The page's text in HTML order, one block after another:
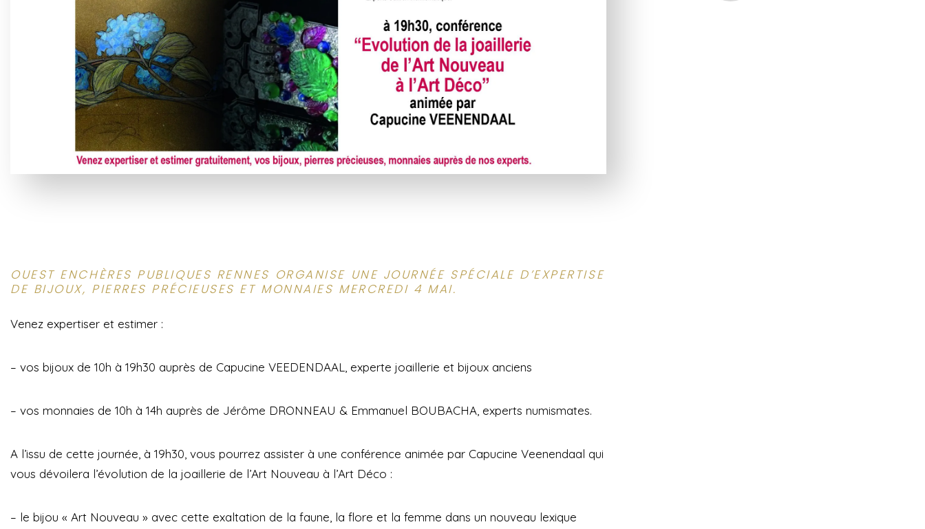
OUEST ENCHÈRES PUBLIQUES RENNES ORGANISE UNE JOURNÉE SPÉCIALE D’EXPERTISE
DE BIJOUX, PIERRES PRÉCIEUSES ET MONNAIES MERCREDI 4 MAI.
Venez expertiser et estimer :
– vos bijoux de 10h à 19h30 auprès de Capucine VEEDENDAAL, experte joaillerie et bijoux anciens
– vos monnaies de 10h à 14h auprès de Jérôme DRONNEAU & Emmanuel BOUBACHA, experts numismates.
A l’issu de cette journée, à 19h30, vous pourrez assister à une conférence animée par Capucine Veenendaal qui
vous dévoilera l’évolution de la joaillerie de l’Art Nouveau à l’Art Déco :
– le bijou « Art Nouveau » avec cette exaltation de la faune, la flore et la femme dans un nouveau lexique